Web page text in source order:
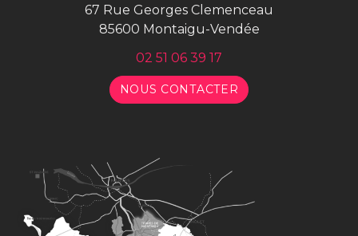
67 Rue Georges Clemenceau
85600 Montaigu-Vendée
02 51 06 39 17
NOUS CONTACTER